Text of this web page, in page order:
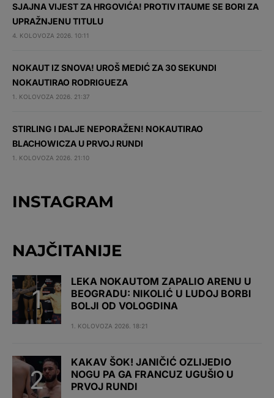
SJAJNA VIJEST ZA HRGOVIĆA! PROTIV ITAUME SE BORI ZA
UPRAŽNJENU TITULU
4. KOLOVOZA 2026. 10:11
NOKAUT IZ SNOVA! UROŠ MEDIĆ ZA 30 SEKUNDI
NOKAUTIRAO RODRIGUEZA
1. KOLOVOZA 2026. 21:37
STIRLING I DALJE NEPORAŽEN! NOKAUTIRAO
BLACHOWICZA U PRVOJ RUNDI
1. KOLOVOZA 2026. 21:10
INSTAGRAM
NAJČITANIJE
LEKA NOKAUTOM ZAPALIO ARENU U
BEOGRADU: NIKOLIĆ U LUDOJ BORBI
BOLJI OD VOLOGDINA
1. KOLOVOZA 2026. 18:21
KAKAV ŠOK! JANIČIĆ OZLIJEDIO
NOGU PA GA FRANCUZ UGUŠIO U
PRVOJ RUNDI